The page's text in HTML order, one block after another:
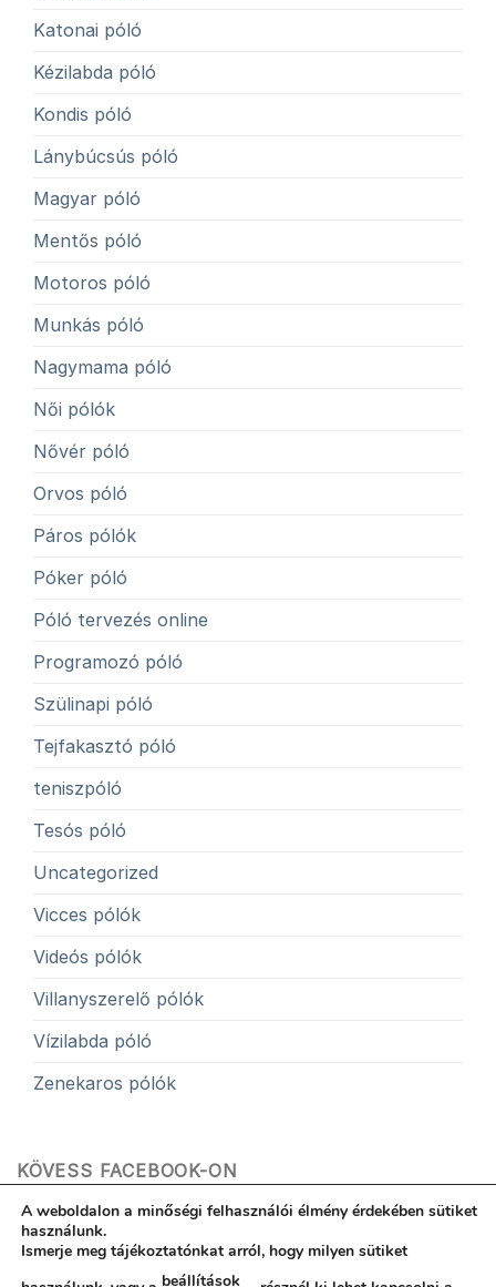
Katonai póló
Kézilabda póló
Kondis póló
Lánybúcsús póló
Magyar póló
Mentős póló
Motoros póló
Munkás póló
Nagymama póló
Női pólók
Nővér póló
Orvos póló
Páros pólók
Póker póló
Póló tervezés online
Programozó póló
Szülinapi póló
Tejfakasztó póló
teniszpóló
Tesós póló
Uncategorized
Vicces pólók
Videós pólók
Villanyszerelő pólók
Vízilabda póló
Zenekaros pólók
KÖVESS FACEBOOK-ON
A weboldalon a minőségi felhasználói élmény érdekében sütiket
használunk.
Ismerje meg tájékoztatónkat arról, hogy milyen sütiket
beállítások